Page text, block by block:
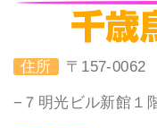
住所 〒157-0062
−７明光ビル新館１